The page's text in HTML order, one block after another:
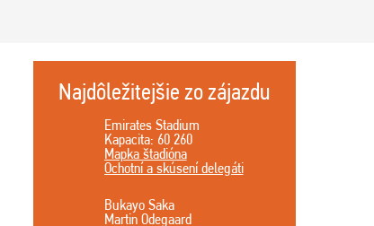
Najdôležitejšie zo zájazdu
Emirates Stadium
Kapacita: 60 260
Mapka štadióna
Ochotní a skúsení delegáti
Bukayo Saka
Martin Odegaard